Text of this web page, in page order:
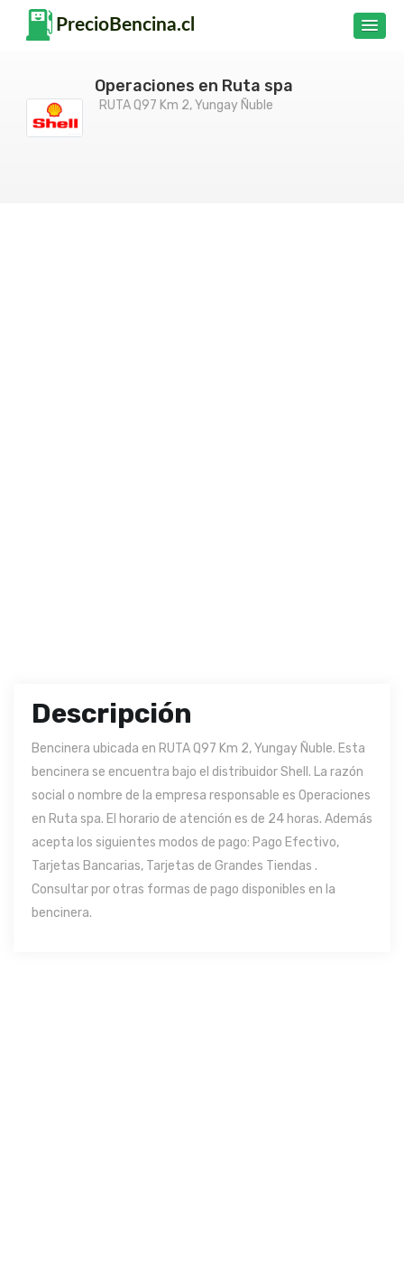
Operaciones en Ruta spa
RUTA Q97 Km 2, Yungay Ñuble
Descripción
Bencinera ubicada en RUTA Q97 Km 2, Yungay Ñuble. Esta
bencinera se encuentra bajo el distribuidor Shell. La razón
social o nombre de la empresa responsable es Operaciones
en Ruta spa. El horario de atención es de 24 horas. Además
acepta los siguientes modos de pago: Pago Efectivo,
Tarjetas Bancarias, Tarjetas de Grandes Tiendas .
Consultar por otras formas de pago disponibles en la
bencinera.